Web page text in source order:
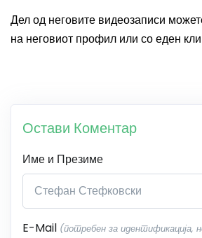
Дел од неговите видеозаписи
на неговиот профил или со еден
Остави Коментар
Име и Презиме
E-Mail (потребен за идентификација,